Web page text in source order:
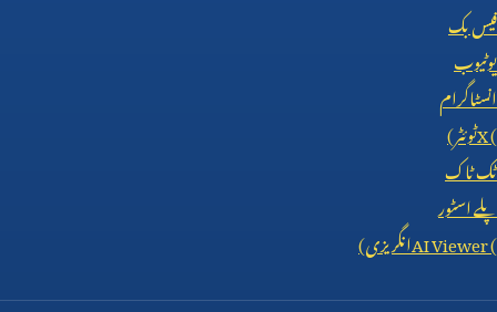
فیس بک
یوٹیوب
انسٹاگرام
X (ٹوئٹر)
ٹک ٹاک
پلے اسٹور
AI Viewer (انگریزی)